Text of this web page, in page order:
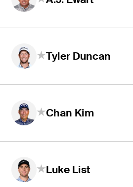
Tyler Duncan
Chan Kim
Luke List